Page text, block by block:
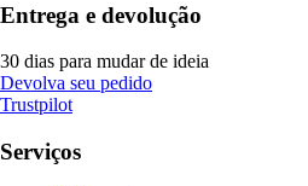
Entrega e devolução
30 dias para mudar de ideia
Devolva seu pedido
Trustpilot
Serviços